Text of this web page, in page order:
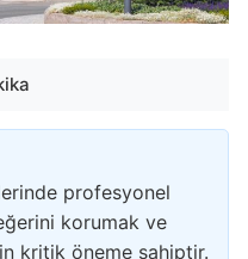
profesyonel
korumak ve
kritik öneme sahiptir.